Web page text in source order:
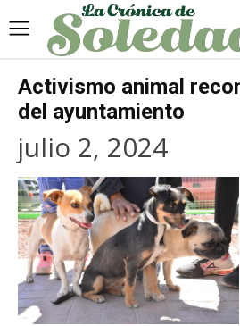
Activismo animal
del ayuntamiento
julio 2, 2024